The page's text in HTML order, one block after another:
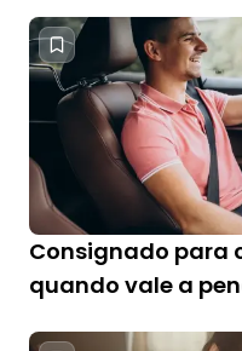
Consignado para
quando vale a